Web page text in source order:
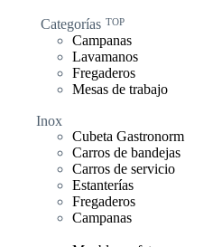
Categorías TOP
Campanas
Lavamanos
Fregaderos
Mesas de trabajo
Inox
Cubeta Gastronorm
Carros de bandejas
Carros de servicio
Estanterías
Fregaderos
Campanas